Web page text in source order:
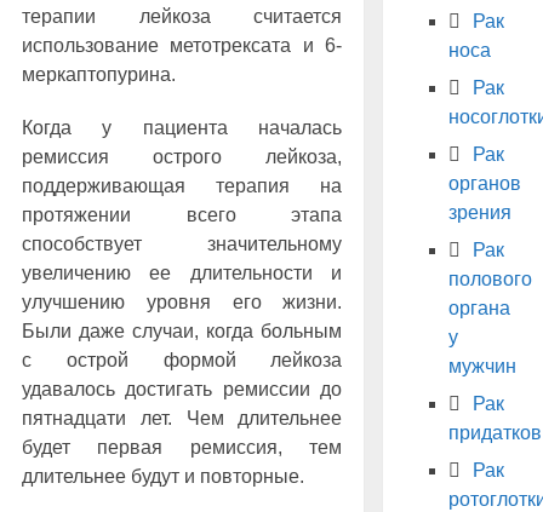
терапии лейкоза считается
использование метотрексата и 6-
меркаптопурина.
Когда у пациента началась
ремиссия острого лейкоза,
поддерживающая терапия на
протяжении всего этапа
способствует значительному
увеличению ее длительности и
улучшению уровня его жизни.
Были даже случаи, когда больным
с острой формой лейкоза
удавалось достигать ремиссии до
пятнадцати лет. Чем длительнее
будет первая ремиссия, тем
длительнее будут и повторные.
Рак
носа
Рак
Рак
органов
зрения
Рак
полового
органа
у
мужчин
Рак
придатков
Рак